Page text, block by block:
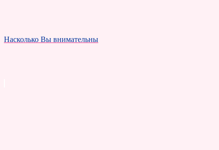
Насколько Вы внимательны